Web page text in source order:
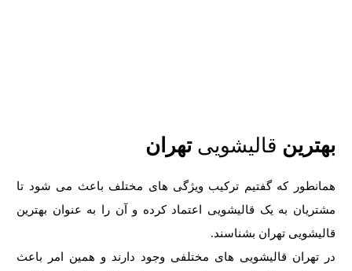
بهترین قالیشوییتهران
همانطور که گفتیم ترکیب ویژگی های مختلف باعث می شود تا
مشتریان به یک قالیشویی اعتماد کرده و آن را به عنوان بهترین
قالیشویی تهران بشناسند.
در تهران قالیشویی های مختلفی وجود دارند و همین امر باعث